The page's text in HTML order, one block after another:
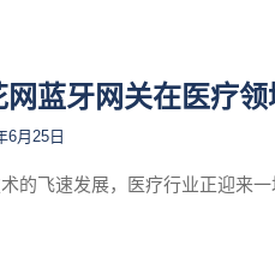
蓝牙网关在医疗
6月25日
的飞速发展，医疗行业正迎来